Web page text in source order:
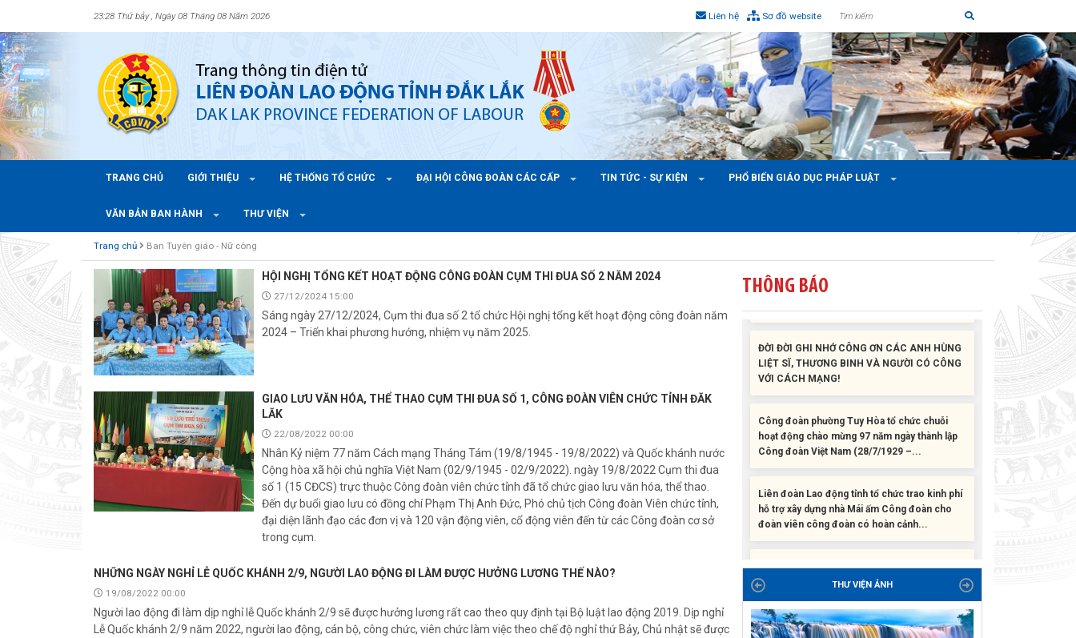
23:28 Thứ bảy , Ngày 08 Tháng 08 Năm 2026 Liên hệ Sơ đồ website
TRANG CHỦ GIỚI THIỆU HỆ THỐNG TỔ CHỨC ĐẠI HỘI CÔNG ĐOÀN CÁC CẤP TIN TỨC - SỰ KIỆN PHỔ BIẾN GIÁO DỤC PHÁP LUẬT
VĂN BẢN BAN HÀNH THƯ VIỆN
Trang chủ Ban Tuyên giáo - Nữ công
HỘI NGHỊ TỔNG KẾT HOẠT ĐỘNG CÔNG ĐOÀN CỤM THI ĐUA SỐ 2 NĂM 2024
27/12/2024 15:00
Sáng ngày 27/12/2024, Cụm thi đua số 2 tổ chức Hội nghị tổng kết hoạt động công đoàn năm
2024 – Triển khai phương hướng, nhiệm vụ năm 2025.
GIAO LƯU VĂN HÓA, THỂ THAO CỤM THI ĐUA SỐ 1, CÔNG ĐOÀN VIÊN CHỨC TỈNH ĐĂK
LĂK
22/08/2022 00:00
Nhân Kỷ niệm 77 năm Cách mạng Tháng Tám (19/8/1945 - 19/8/2022) và Quốc khánh nước
Cộng hòa xã hội chủ nghĩa Việt Nam (02/9/1945 - 02/9/2022). ngày 19/8/2022 Cụm thi đua
số 1 (15 CĐCS) trực thuộc Công đoàn viên chức tỉnh đã tổ chức giao lưu văn hóa, thể thao.
Đến dự buổi giao lưu có đồng chí Phạm Thị Anh Đức, Phó chủ tịch Công đoàn Viên chức tỉnh,
đại diện lãnh đạo các đơn vị và 120 vận động viên, cổ động viên đến từ các Công đoàn cơ sở
trong cụm.
NHỮNG NGÀY NGHỈ LỄ QUỐC KHÁNH 2/9, NGƯỜI LAO ĐỘNG ĐI LÀM ĐƯỢC HƯỞNG LƯƠNG THẾ NÀO?
19/08/2022 00:00
Người lao động đi làm dịp nghỉ lễ Quốc khánh 2/9 sẽ được hưởng lương rất cao theo quy định tại Bộ luật lao động 2019. Dịp nghỉ
Lễ Quốc khánh 2/9 năm 2022, người lao động, cán bộ, công chức, viên chức làm việc theo chế độ nghỉ thứ Bảy, Chủ nhật sẽ được
THÔNG BÁO
Liên đoàn Lao động tỉnh tổ chức trao kinh phí
hỗ trợ xây dựng nhà Mái ấm Công đoàn cho
đoàn viên công đoàn có hoàn cảnh...
Bàn giao Mái ấm công đoàn cho 2 đoàn viên
lao động khó khăn trước khai...
ĐỜI ĐỜI GHI NHỚ CÔNG ƠN CÁC ANH HÙNG
VỚI CÁCH MẠNG!
Công đoàn Việt Nam (28/7/1929 –...
Liên đoàn Lao động tỉnh tổ chức trao kinh phí
đoàn viên công đoàn có hoàn cảnh...
Bàn giao Mái ấm công đoàn cho 2 đoàn viên
Liên đoàn Lao động tỉnh trao tặng 100 bộ bút
lao động khó khăn trước khai...
THƯ VIỆN ẢNH